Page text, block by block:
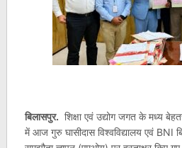
बिलासपुर. शिक्षा एवं उद्योग जगत के मध्य
में आज गुरु घासीदास विश्वविद्यालय एवं BNI